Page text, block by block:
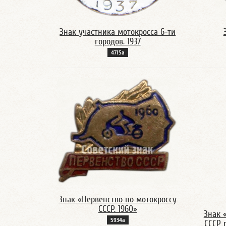
Знак участника мотокросса 6-ти
городов. 1937
4715а
Знак «Первенство по мотокроссу
СССР. 1960»
5934а
Знак
СССР